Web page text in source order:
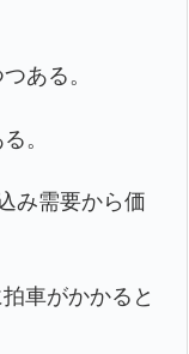
ある。
。
み需要から価
車がかかると